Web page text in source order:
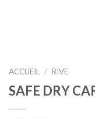
ACCUEIL / RIVE
SAFE DRY